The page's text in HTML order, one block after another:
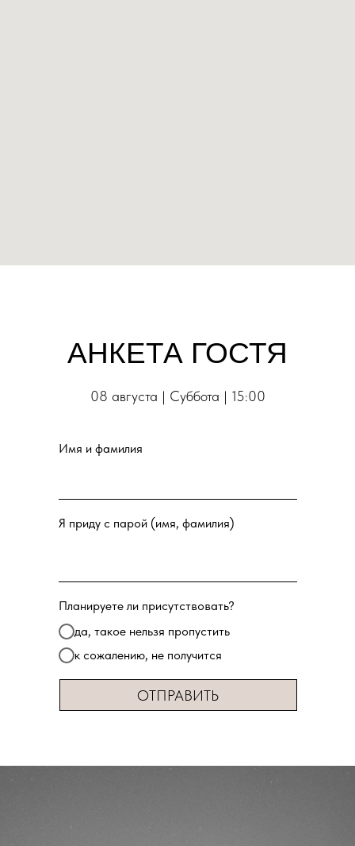
08 августа | Суббота | 15:00
Имя и фамилия
Я приду с парой (имя, фамилия)
Планируете ли присутствовать?
да, такое нельзя пропустить
к сожалению, не получится
ОТПРАВИТЬ
АНКЕТА ГОСТЯ